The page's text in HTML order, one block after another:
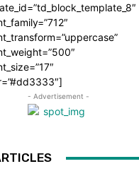
- Advertisement -